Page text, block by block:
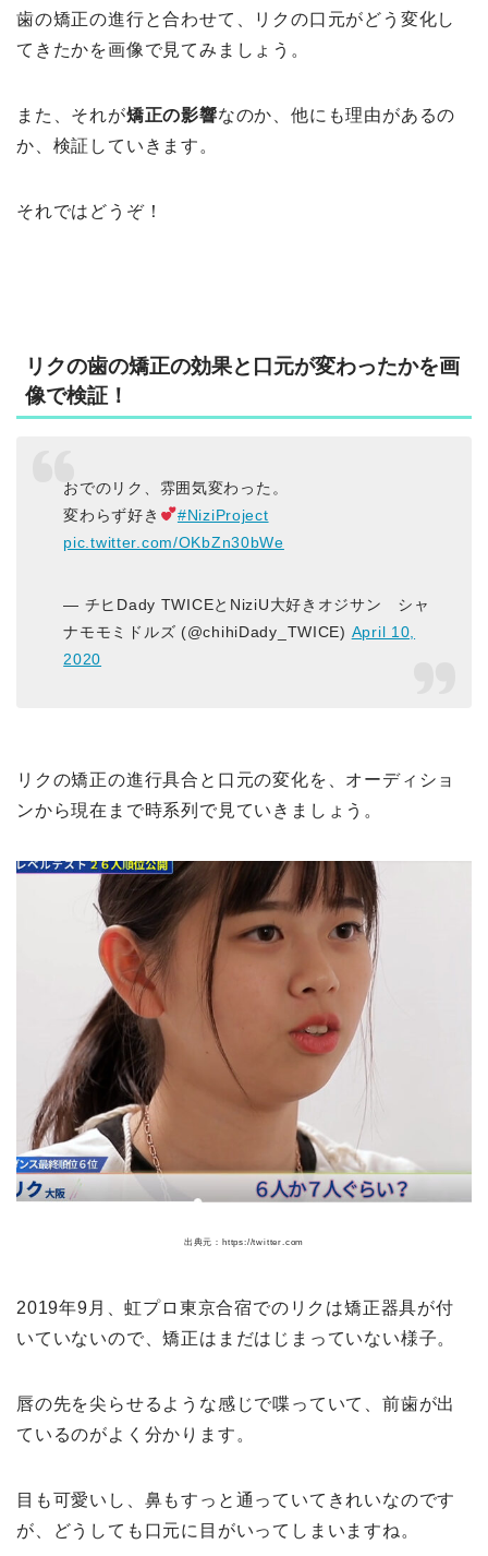
歯の矯正の進行と合わせて、リクの口元がどう変化し
てきたかを画像で見てみましょう。
また、それが矯正の影響なのか、他にも理由があるの
か、検証していきます。
それではどうぞ！
リクの歯の矯正の効果と口元が変わったかを画
像で検証！
おでのリク、雰囲気変わった。
変わらず好き
#NiziProject
pic.twitter.com/OKbZn30bWe
— チヒDady TWICEとNiziU大好きオジサン シャ
ナモモミドルズ (@chihiDady_TWICE) April 10,
2020
リクの矯正の進行具合と口元の変化を、オーディショ
ンから現在まで時系列で見ていきましょう。
出典元：https://twitter.com
2019年9月、虹プロ東京合宿でのリクは矯正器具が付
いていないので、矯正はまだはじまっていない様子。
唇の先を尖らせるような感じで喋っていて、前歯が出
ているのがよく分かります。
目も可愛いし、鼻もすっと通っていてきれいなのです
が、どうしても口元に目がいってしまいますね。